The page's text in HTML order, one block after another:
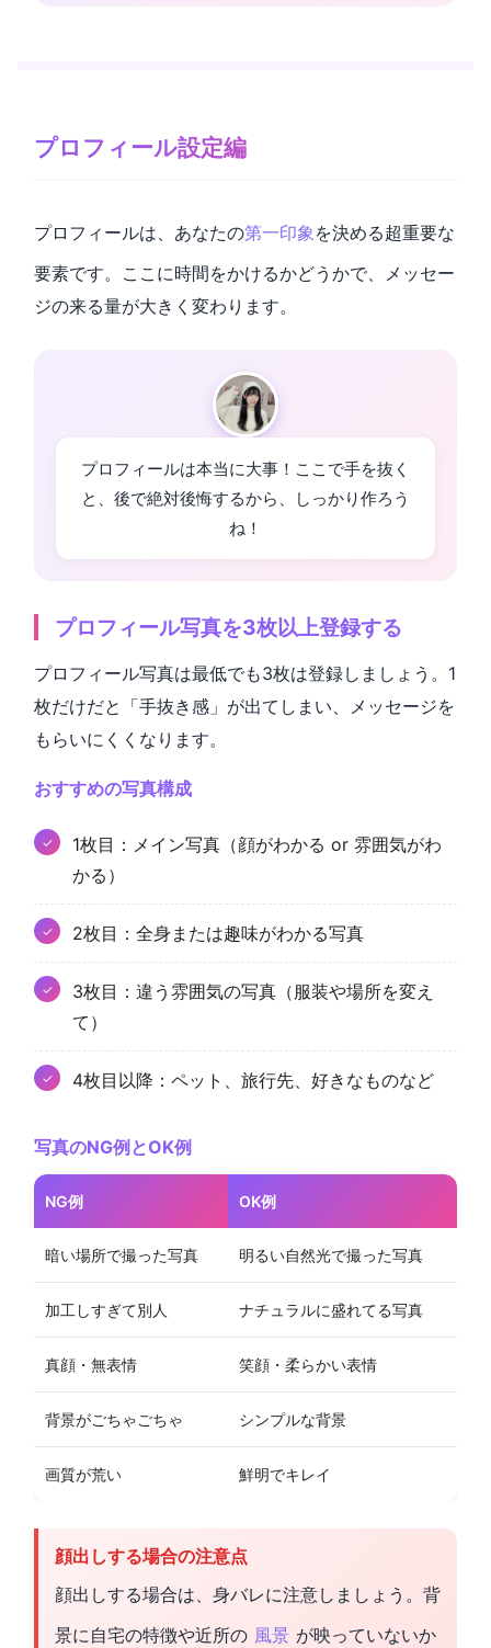
プロフィール設定編
プロフィールは、あなたの第一印象を決める超重要な
要素です。ここに時間をかけるかどうかで、メッセー
ジの来る量が大きく変わります。
プロフィールは本当に大事！ここで手を抜く
と、後で絶対後悔するから、しっかり作ろう
ね！
プロフィール写真を3枚以上登録する
プロフィール写真は最低でも3枚は登録しましょう。1
枚だけだと「手抜き感」が出てしまい、メッセージを
もらいにくくなります。
おすすめの写真構成
1枚目：メイン写真（顔がわかる or 雰囲気がわ
かる）
2枚目：全身または趣味がわかる写真
3枚目：違う雰囲気の写真（服装や場所を変え
て）
4枚目以降：ペット、旅行先、好きなものなど
写真のNG例とOK例
NG例 OK例
暗い場所で撮った写真 明るい自然光で撮った写真
加工しすぎて別人 ナチュラルに盛れてる写真
真顔・無表情 笑顔・柔らかい表情
背景がごちゃごちゃ シンプルな背景
画質が荒い 鮮明でキレイ
顔出しする場合の注意点
顔出しする場合は、身バレに注意しましょう。背
景に自宅の特徴や近所の 風景 が映っていないか